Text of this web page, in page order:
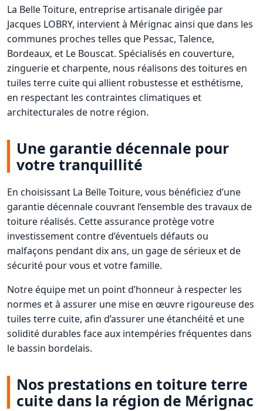
La Belle Toiture, entreprise artisanale dirigée par
Jacques LOBRY, intervient à Mérignac ainsi que dans les
communes proches telles que Pessac, Talence,
Bordeaux, et Le Bouscat. Spécialisés en couverture,
zinguerie et charpente, nous réalisons des toitures en
tuiles terre cuite qui allient robustesse et esthétisme,
en respectant les contraintes climatiques et
architecturales de notre région.
Une garantie décennale pour
votre tranquillité
En choisissant La Belle Toiture, vous bénéficiez d’une
garantie décennale couvrant l’ensemble des travaux de
toiture réalisés. Cette assurance protège votre
investissement contre d’éventuels défauts ou
malfaçons pendant dix ans, un gage de sérieux et de
sécurité pour vous et votre famille.
Notre équipe met un point d’honneur à respecter les
normes et à assurer une mise en œuvre rigoureuse des
tuiles terre cuite, afin d’assurer une étanchéité et une
solidité durables face aux intempéries fréquentes dans
le bassin bordelais.
Nos prestations en toiture terre
cuite dans la région de Mérignac